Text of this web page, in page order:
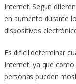
Internet. Según
en aumento durante
dispositivos
Es difícil determinar
Internet, ya que como
personas pueden